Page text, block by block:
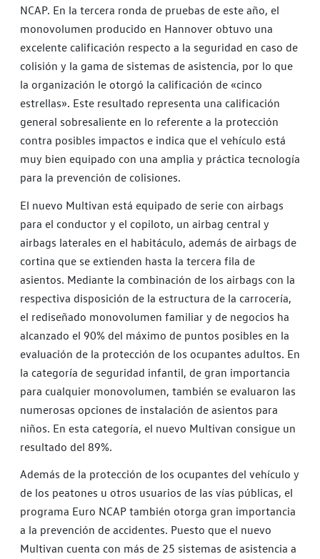
NCAP. En la tercera ronda de pruebas de este año, el
monovolumen producido en Hannover obtuvo una
excelente calificación respecto a la seguridad en caso de
colisión y la gama de sistemas de asistencia, por lo que
la organización le otorgó la calificación de «cinco
estrellas». Este resultado representa una calificación
general sobresaliente en lo referente a la protección
contra posibles impactos e indica que el vehículo está
muy bien equipado con una amplia y práctica tecnología
para la prevención de colisiones.
El nuevo Multivan está equipado de serie con airbags
para el conductor y el copiloto, un airbag central y
airbags laterales en el habitáculo, además de airbags de
cortina que se extienden hasta la tercera fila de
asientos. Mediante la combinación de los airbags con la
respectiva disposición de la estructura de la carrocería,
el rediseñado monovolumen familiar y de negocios ha
alcanzado el 90% del máximo de puntos posibles en la
evaluación de la protección de los ocupantes adultos. En
la categoría de seguridad infantil, de gran importancia
para cualquier monovolumen, también se evaluaron las
numerosas opciones de instalación de asientos para
niños. En esta categoría, el nuevo Multivan consigue un
resultado del 89%.
Además de la protección de los ocupantes del vehículo y
de los peatones u otros usuarios de las vías públicas, el
programa Euro NCAP también otorga gran importancia
a la prevención de accidentes. Puesto que el nuevo
Multivan cuenta con más de 25 sistemas de asistencia a